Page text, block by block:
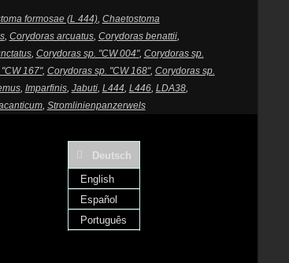
formosae (L 444), Chaetostoma
, Corydoras arcuatus, Corydoras benattii,
, Corydoras sp. "CW 004", Corydoras sp.
167", Corydoras sp. "CW 168", Corydoras sp.
, Imparfinis, Jabuti, L444, L446, LDA38,
, Stromlinienpanzerwels
Deutsch
English
Español
Português